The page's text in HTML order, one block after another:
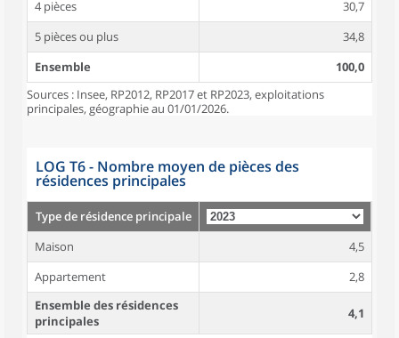
4 pièces
30,7
5 pièces ou plus
34,8
Ensemble
100,0
Sources : Insee, RP2012, RP2017 et RP2023, exploitations
principales, géographie au 01/01/2026.
LOG T6 - Nombre moyen de pièces des
résidences principales
Type de résidence principale
Maison
4,5
Appartement
2,8
Ensemble des résidences
principales
4,1